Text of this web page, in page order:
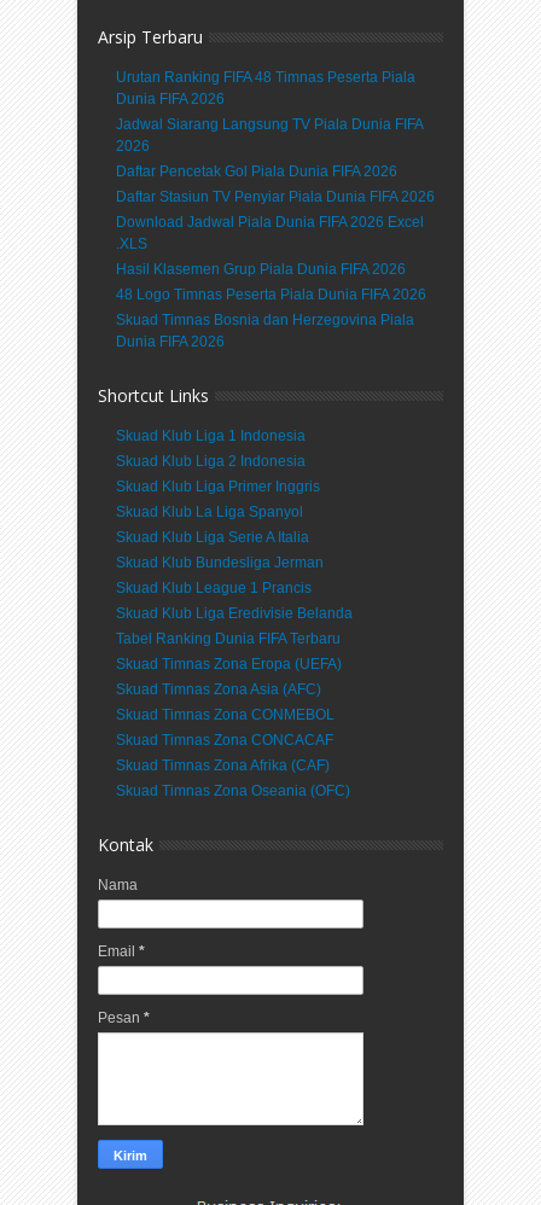
Arsip Terbaru
Urutan Ranking FIFA 48 Timnas Peserta Piala
Dunia FIFA 2026
Jadwal Siarang Langsung TV Piala Dunia FIFA
2026
Daftar Pencetak Gol Piala Dunia FIFA 2026
Daftar Stasiun TV Penyiar Piala Dunia FIFA 2026
Download Jadwal Piala Dunia FIFA 2026 Excel
.XLS
Hasil Klasemen Grup Piala Dunia FIFA 2026
48 Logo Timnas Peserta Piala Dunia FIFA 2026
Skuad Timnas Bosnia dan Herzegovina Piala
Dunia FIFA 2026
Shortcut Links
Skuad Klub Liga 1 Indonesia
Skuad Klub Liga 2 Indonesia
Skuad Klub Liga Primer Inggris
Skuad Klub La Liga Spanyol
Skuad Klub Liga Serie A Italia
Skuad Klub Bundesliga Jerman
Skuad Klub League 1 Prancis
Skuad Klub Liga Eredivisie Belanda
Tabel Ranking Dunia FIFA Terbaru
Skuad Timnas Zona Eropa (UEFA)
Skuad Timnas Zona Asia (AFC)
Skuad Timnas Zona CONMEBOL
Skuad Timnas Zona CONCACAF
Skuad Timnas Zona Afrika (CAF)
Skuad Timnas Zona Oseania (OFC)
Kontak
Nama
Email *
Pesan *